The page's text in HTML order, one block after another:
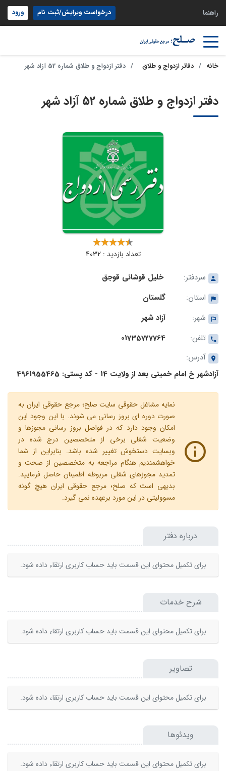
راهنما درخواست ویرایش/ثبت نام ورود
خانه دفاتر ازدواج و طلاق دفتر ازدواج و طلاق شماره 52 آزاد شهر
دفتر ازدواج و طلاق شماره 52 آزاد شهر
تعداد بازدید : 4032
سردفتر:
خلیل قوشانی قوجق
استان:
گلستان
شهر:
آزاد شهر
تلفن:
01735727764
آدرس:
آزادشهر خ امام خمینی بعد از ولایت 14 - کد پستی: 4961955465
نمایه مشاغل حقوقی سایت صلح؛ مرجع حقوقی ایران به
صورت دوره ای بروز رسانی می شوند. با این وجود این
امکان وجود دارد که در فواصل بروز رسانی مجوزها و
وضعیت شغلی برخی از متخصصین درج شده در
وبسایت دستخوش تغییر شده باشد. بنابراین از شما
خواهشمندیم هنگام مراجعه به متخصصین از صحت و
تمدید مجوزهای شغلی مربوطه اطمینان حاصل فرمایید.
بدیهی است که صلح؛ مرجع حقوقی ایران هیچ گونه
مسوولیتی در این مورد برعهده نمی گیرد.
درباره دفتر
برای تکمیل محتوای این قسمت باید حساب کاربری ارتقاء داده شود.
شرح خدمات
برای تکمیل محتوای این قسمت باید حساب کاربری ارتقاء داده شود.
تصاویر
برای تکمیل محتوای این قسمت باید حساب کاربری ارتقاء داده شود.
ویدئوها
برای تکمیل محتوای این قسمت باید حساب کاربری ارتقاء داده شود.